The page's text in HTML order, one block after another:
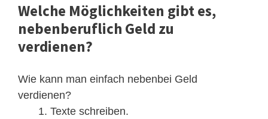
Welche Möglichkeiten gibt es,
nebenberuflich Geld zu
verdienen?
Wie kann man einfach nebenbei Geld
verdienen?
Texte schreiben.